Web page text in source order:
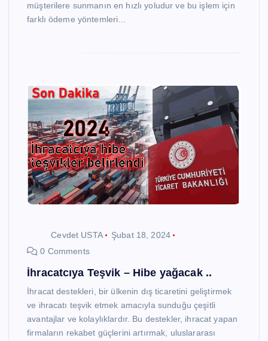
müşterilere sunmanın en hızlı yoludur ve bu işlem için
farklı ödeme yöntemleri…
Cevdet USTA
Şubat 18, 2024
0 Comments
İhracatcıya Teşvik – Hibe yağacak ..
İhracat destekleri, bir ülkenin dış ticaretini geliştirmek
ve ihracatı teşvik etmek amacıyla sunduğu çeşitli
avantajlar ve kolaylıklardır. Bu destekler, ihracat yapan
firmaların rekabet güçlerini artırmak, uluslararası